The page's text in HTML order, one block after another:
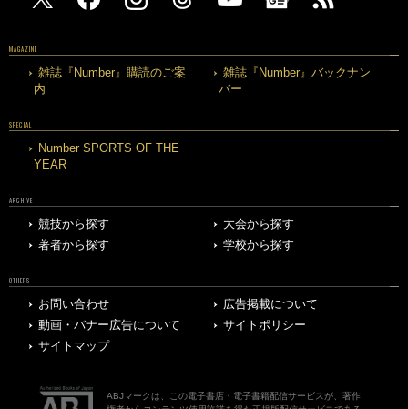
MAGAZINE
雑誌『Number』購読のご案
内
雑誌『Number』バックナン
バー
SPECIAL
Number SPORTS OF THE
YEAR
ARCHIVE
競技から探す
大会から探す
著者から探す
学校から探す
OTHERS
お問い合わせ
広告掲載について
動画・バナー広告について
サイトポリシー
サイトマップ
ABJマークは、この電子書店・電子書籍配信サービスが、著作